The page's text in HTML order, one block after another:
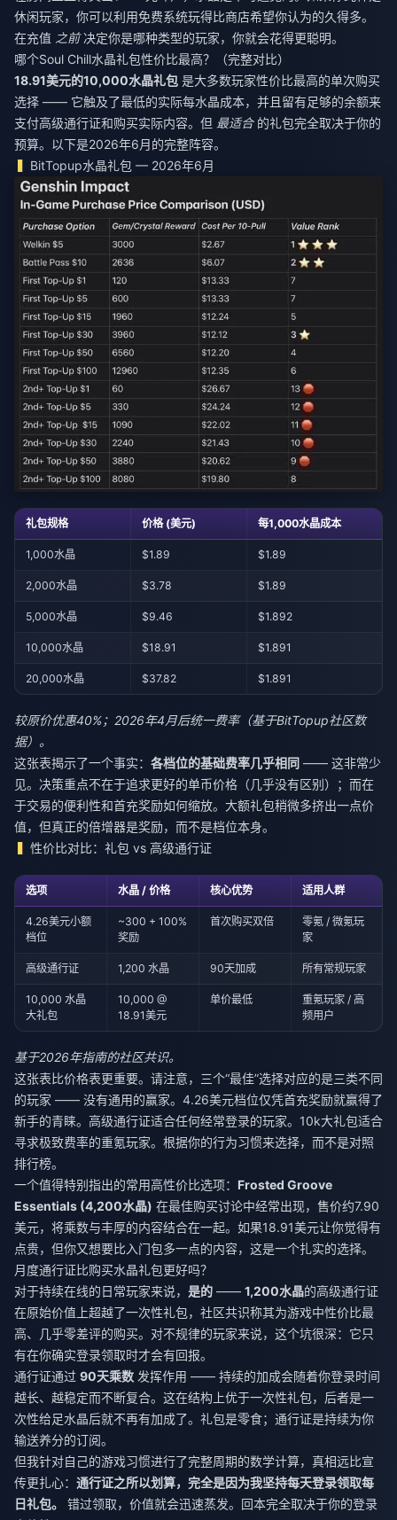
休闲玩家，你可以利用免费系统玩得比商店希望你认为的久得多。
在充值 之前决定你是哪种类型的玩家，你就会花得更聪明。
哪个Soul Chill水晶礼包性价比最高？（完整对比）
18.91美元的10,000水晶礼包 是大多数玩家性价比最高的单次购买
选择 —— 它触及了最低的实际每水晶成本，并且留有足够的余额来
支付高级通行证和购买实际内容。但 最适合的礼包完全取决于你的
预算。以下是2026年6月的完整阵容。
BitTopup水晶礼包 — 2026年6月
礼包规格 价格 (美元) 每1,000水晶成本
1,000水晶 $1.89 $1.89
2,000水晶 $3.78 $1.89
5,000水晶 $9.46 $1.892
10,000水晶 $18.91 $1.891
20,000水晶 $37.82 $1.891
较原价优惠40%；2026年4月后统一费率（基于BitTopup社区数
据）。
这张表揭示了一个事实： 各档位的基础费率几乎相同 —— 这非常少
见。决策重点不在于追求更好的单币价格（几乎没有区别）；而在
于交易的便利性和首充奖励如何缩放。大额礼包稍微多挤出一点价
值，但真正的倍增器是奖励，而不是档位本身。
性价比对比：礼包 vs 高级通行证
选项 水晶 / 价格 核心优势 适用人群
4.26美元小额
档位
~300 + 100%
奖励
首次购买双倍
零氪 / 微氪玩
家
高级通行证 1,200 水晶 90天加成 所有常规玩家
10,000 水晶
大礼包
10,000 @
18.91美元
单价最低
重氪玩家 / 高
频用户
基于2026年指南的社区共识。
这张表比价格表更重要。请注意，三个“最佳”选择对应的是三类不同
的玩家 —— 没有通用的赢家。4.26美元档位仅凭首充奖励就赢得了
新手的青睐。高级通行证适合任何经常登录的玩家。10k大礼包适合
寻求极致费率的重氪玩家。根据你的行为习惯来选择，而不是对照
排行榜。
一个值得特别指出的常用高性价比选项： Frosted Groove
Essentials (4,200水晶) 在最佳购买讨论中经常出现，售价约7.90
美元，将乘数与丰厚的内容结合在一起。如果18.91美元让你觉得有
点贵，但你又想要比入门包多一点的内容，这是一个扎实的选择。
月度通行证比购买水晶礼包更好吗？
对于持续在线的日常玩家来说， 是的 —— 1,200水晶的高级通行证
在原始价值上超越了一次性礼包，社区共识称其为游戏中性价比最
高、几乎零差评的购买。对不规律的玩家来说，这个坑很深：它只
有在你确实登录领取时才会有回报。
通行证通过 90天乘数 发挥作用 —— 持续的加成会随着你登录时间
越长、越稳定而不断复合。这在结构上优于一次性礼包，后者是一
次性给足水晶后就不再有加成了。礼包是零食；通行证是持续为你
输送养分的订阅。
但我针对自己的游戏习惯进行了完整周期的数学计算，真相远比宣
传更扎心： 通行证之所以划算，完全是因为我坚持每天登录领取每
日礼包。
错过领取，价值就会迅速蒸发。回本完全取决于你的登录